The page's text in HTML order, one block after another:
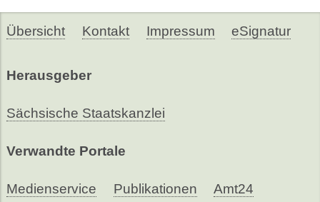
Übersicht Kontakt Impressum eSignatur
Herausgeber
Sächsische Staatskanzlei
Verwandte Portale
Medienservice Publikationen Amt24